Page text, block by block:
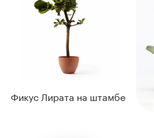
Фикус Лирата на штамбе